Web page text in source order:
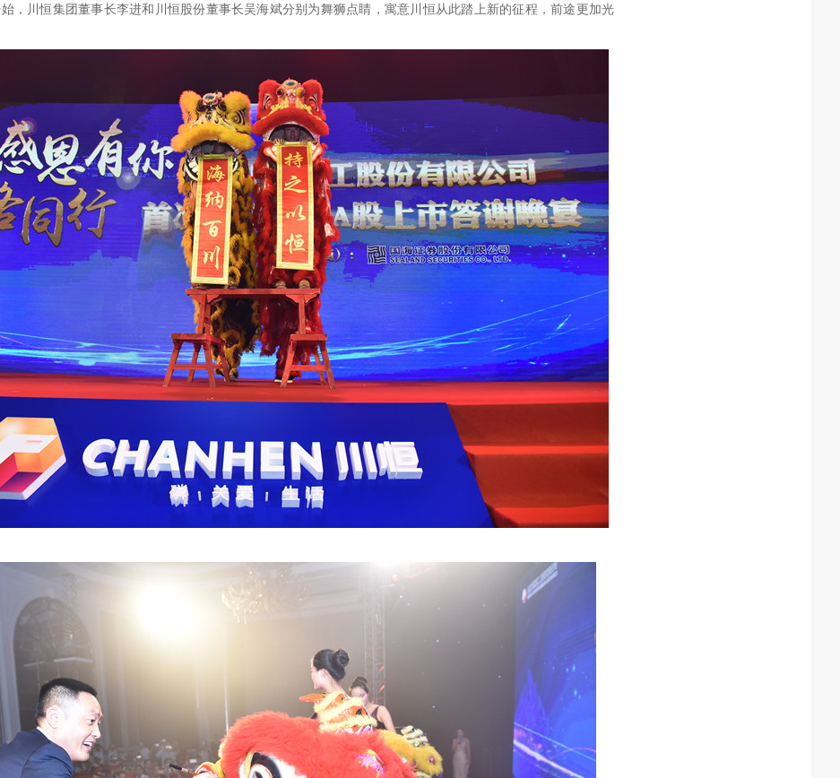
，川恒集团董事长李进和川恒股份董事长吴海斌分别为舞狮点睛，寓意川恒从此踏上新的征程，前途更加光